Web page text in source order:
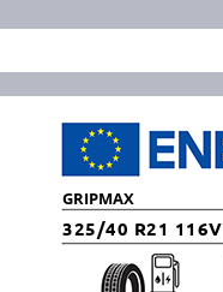
GRIPMAX
325/40 R21 116V